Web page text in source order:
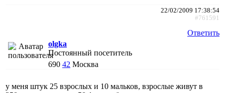
22/02/2009 17:38:54
#761591
Ответить
olgka
Постоянный посетитель
690 42 Москва
у меня штук 25 взрослых и 10 мальков, взрослые живут в